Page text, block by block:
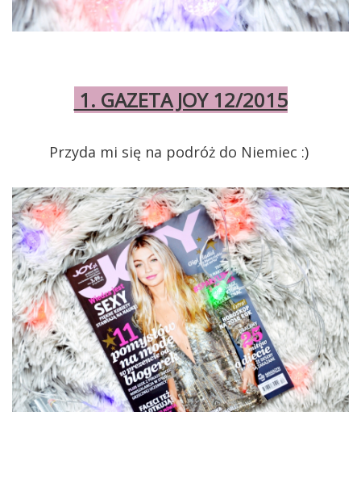
1. GAZETA JOY 12/2015
Przyda mi się na podróż do Niemiec :)